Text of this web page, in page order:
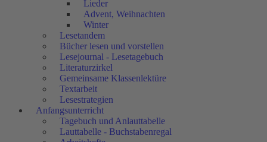
Lieder
Advent, Weihnachten
Winter
Lesetandem
Bücher lesen und vorstellen
Lesejournal - Lesetagebuch
Literaturzirkel
Gemeinsame Klassenlektüre
Textarbeit
Lesestrategien
Anfangsunterricht
Tagebuch und Anlauttabelle
Lauttabelle - Buchstabenregal